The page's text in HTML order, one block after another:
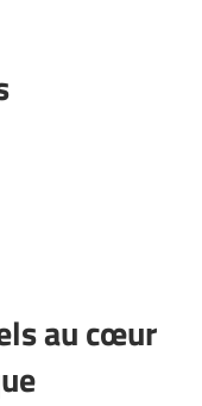
au cœur